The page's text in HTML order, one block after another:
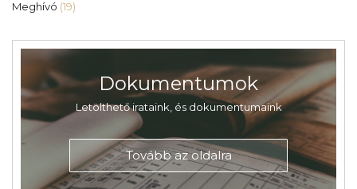
Meghívó (19)
Dokumentumok
Letölthető irataink, és dokumentumaink
Tovább az oldalra